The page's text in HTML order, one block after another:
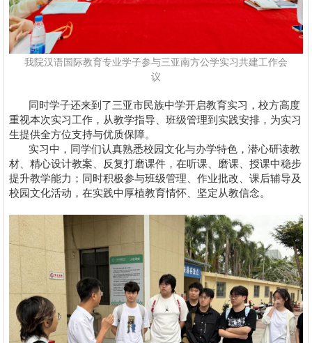
我院汉语国际教育专业学子参与三亚南方公学实习共建工作会
议
同时学子还来到了三亚市民族中学开启教育实习，校方高度
重视本次实习工作，从教学指导、班级管理到实践安排，为实习
生提供全方位支持与优质保障。
实习中，同学们认真熟悉校园文化与办学特色，潜心研读教
材、精心设计教案、反复打磨课件，在听课、磨课、授课中稳步
提升教学能力；同时积极参与班级管理、作业批改、课后辅导及
校园文化活动，在实践中厚植教育情怀、坚定从教信念。